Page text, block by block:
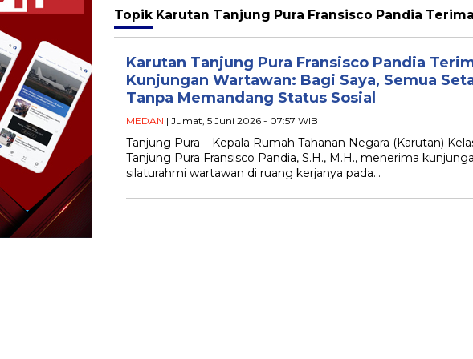
Topik Karutan Tanjung Pura Fransisco Pandia
Karutan Tanjung Pura Fransisco Pandia
Kunjungan Wartawan: Bagi Saya, Semua
Tanpa Memandang Status Sosial
MEDAN | Jumat, 5 Juni 2026 - 07:57 WIB
Tanjung Pura – Kepala Rumah Tahanan Negara (Karutan)
Tanjung Pura Fransisco Pandia, S.H., M.H., menerima
silaturahmi wartawan di ruang kerjanya pada…